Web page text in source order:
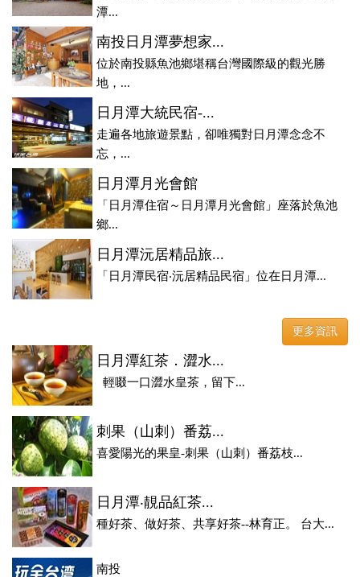
潭...
南投日月潭夢想家...
位於南投縣魚池鄉堪稱台灣國際級的觀光勝
地，...
日月潭大統民宿-...
走遍各地旅遊景點，卻唯獨對日月潭念念不
忘，...
日月潭月光會館
「日月潭住宿～日月潭月光會館」座落於魚池
鄉...
日月潭沅居精品旅...
「日月潭民宿‧沅居精品民宿」位在日月潭...
更多資訊
日月潭紅茶．澀水...
輕啜一口澀水皇茶，留下...
刺果（山刺）番荔...
喜愛陽光的果皇-刺果（山刺）番荔枝...
日月潭‧靚品紅茶...
種好茶、做好茶、共享好茶--林育正。 台大...
南投